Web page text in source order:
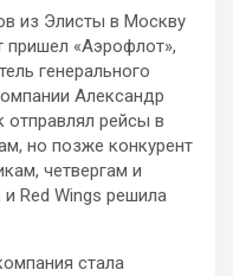
из Элисты в Москву
пришел «Аэрофлот»,
генерального
Александр
отправлял рейсы в
но позже конкурент
четвергам и
Red Wings решила
стала